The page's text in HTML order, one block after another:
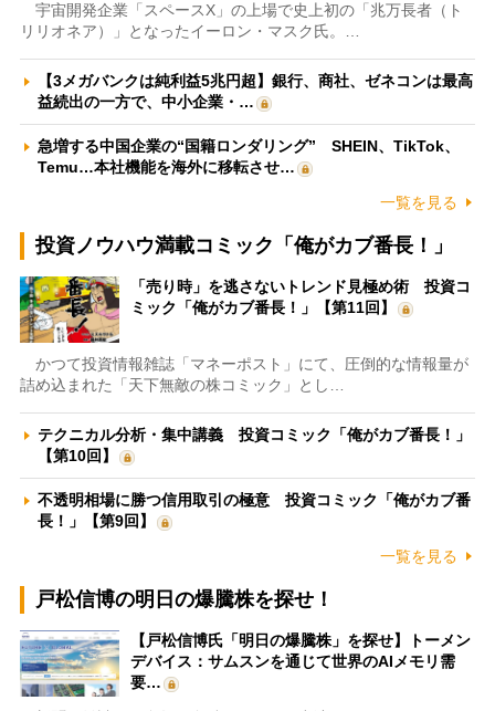
宇宙開発企業「スペースX」の上場で史上初の「兆万長者（ト
リリオネア）」となったイーロン・マスク氏。…
【3メガバンクは純利益5兆円超】銀行、商社、ゼネコンは最高
益続出の一方で、中小企業・…
急増する中国企業の“国籍ロンダリング” SHEIN、TikTok、
Temu…本社機能を海外に移転させ…
一覧を見る
投資ノウハウ満載コミック「俺がカブ番長！」
「売り時」を逃さないトレンド見極め術 投資コ
ミック「俺がカブ番長！」【第11回】
かつて投資情報雑誌「マネーポスト」にて、圧倒的な情報量が
詰め込まれた「天下無敵の株コミック」とし…
テクニカル分析・集中講義 投資コミック「俺がカブ番長！」
【第10回】
不透明相場に勝つ信用取引の極意 投資コミック「俺がカブ番
長！」【第9回】
一覧を見る
戸松信博の明日の爆騰株を探せ！
【戸松信博氏「明日の爆騰株」を探せ】トーメン
デバイス：サムスンを通じて世界のAIメモリ需
要…